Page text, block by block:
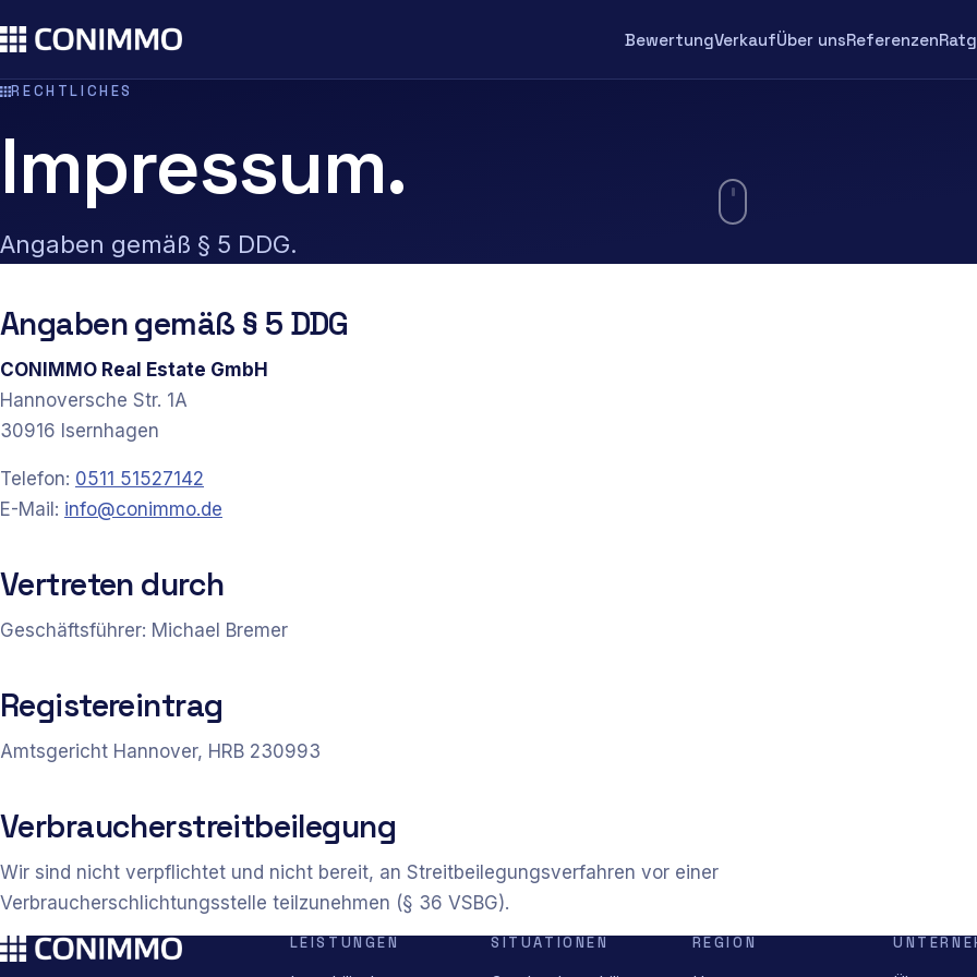
BewertungVerkaufÜber unsReferenzen
RECHTLICHES
Impressum.
Angaben gemäß § 5 DDG.
Angaben gemäß § 5 DDG
CONIMMO Real Estate GmbH
Hannoversche Str. 1A
30916 Isernhagen
Telefon: 0511 51527142
E-Mail: info@conimmo.de
Vertreten durch
Geschäftsführer: Michael Bremer
Registereintrag
Amtsgericht Hannover, HRB 230993
Verbraucherstreitbeilegung
Wir sind nicht verpflichtet und nicht bereit, an Streitbeilegungsverfahren vor einer
Verbraucherschlichtungsstelle teilzunehmen (§ 36 VSBG).
LEISTUNGEN SITUATIONEN REGION